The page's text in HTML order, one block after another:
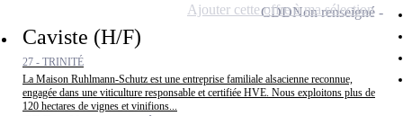
Caviste (H/F)
27 - TRINITÉ
La Maison Ruhlmann-Schutz est une entreprise familiale alsacienne reconnue,
engagée dans une viticulture responsable et certifiée HVE. Nous exploitons plus de
120 hectares de vignes et vinifions...
CDDNon renseigné
Ajouter cette offre à ma sélection